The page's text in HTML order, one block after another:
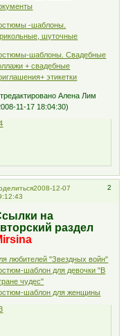
-шаблоны.
шуточные
шаблоны. Свадебные
+ свадебные
этикетки
Алена Лим
11-17 18:04:30)
2
2008-12-07
на
раздел
любителей "Звездных войн"
шаблон для девочки "В
чудес"
шаблон для женщины